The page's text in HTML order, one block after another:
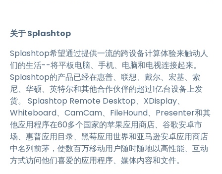
关于 Splashtop
Splashtop希望通过提供一流的跨设备计算体验来触动人
们的生活--将平板电脑、手机、电脑和电视连接起来。
Splashtop的产品已经在惠普、联想、戴尔、宏基、索
尼、华硕、英特尔和其他合作伙伴的超过1亿台设备上发
货。 Splashtop Remote Desktop、XDisplay、
Whiteboard、CamCam、FileHound、Presenter和其
他应用程序在60多个国家的苹果应用商店、谷歌安卓市
场、惠普应用目录、黑莓应用世界和亚马逊安卓应用商店
中名列前茅，使数百万移动用户随时随地以高性能、互动
方式访问他们喜爱的应用程序、媒体内容和文件。